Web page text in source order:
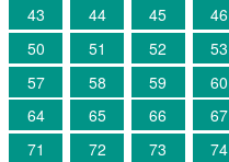
43
44 45 46
50
51 52 53
57
58 59 60
64
65 66 67
71
72 73 74